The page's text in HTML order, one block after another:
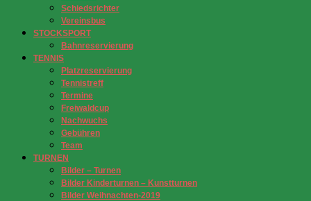
Schiedsrichter
Vereinsbus
STOCKSPORT
Bahnreservierung
TENNIS
Platzreservierung
Tennistreff
Termine
Freiwaldcup
Nachwuchs
Gebühren
Team
TURNEN
Bilder – Turnen
Bilder Kinderturnen – Kunstturnen
Bilder Weihnachten-2019